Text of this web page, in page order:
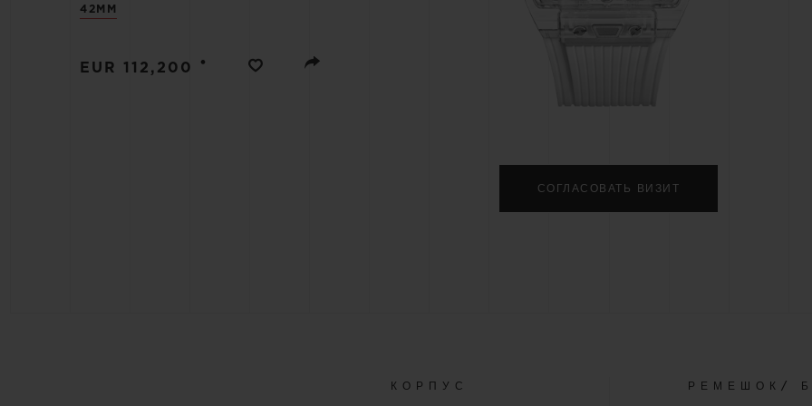
42MM
EUR 112,200 •
СОГЛАСОВАТЬ ВИЗИТ
КОРПУС РЕМЕШОК/
PEACH CERAMIC
ОЖИДАЕМЫЙ СРОК
ДОСТАВКИ
БЕСПЛАТНАЯ